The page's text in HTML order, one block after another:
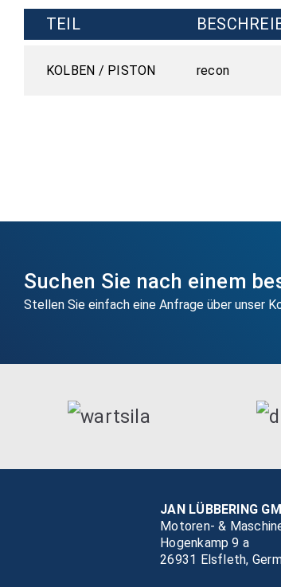
TEIL
KOLBEN / PISTON recon
Suchen Sie nach einem
Stellen Sie einfach eine Anfrage über unser
JAN LÜBBERING
Motoren- &
Hogenkamp 9 a
26931 Elsfleth,